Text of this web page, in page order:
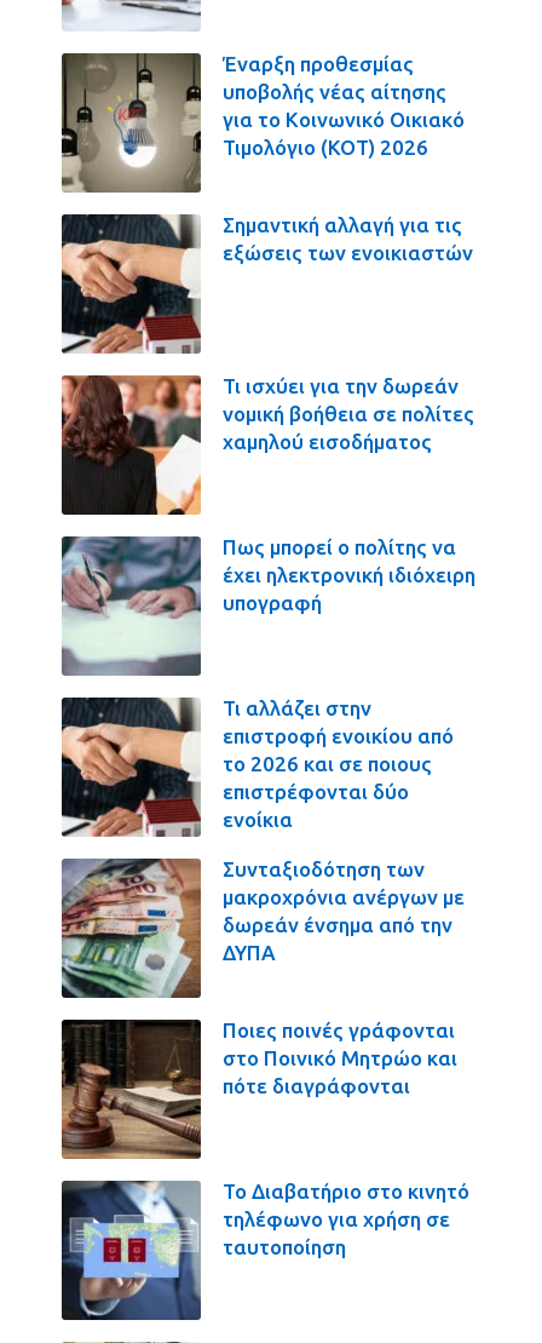
Έναρξη προθεσμίας
υποβολής νέας αίτησης
για το Κοινωνικό Οικιακό
Τιμολόγιο (ΚΟΤ) 2026
Σημαντική αλλαγή για τις
εξώσεις των ενοικιαστών
Τι ισχύει για την δωρεάν
νομική βοήθεια σε πολίτες
χαμηλού εισοδήματος
Πως μπορεί ο πολίτης να
έχει ηλεκτρονική ιδιόχειρη
υπογραφή
Τι αλλάζει στην
επιστροφή ενοικίου από
το 2026 και σε ποιους
επιστρέφονται δύο
ενοίκια
Συνταξιοδότηση των
μακροχρόνια ανέργων με
δωρεάν ένσημα από την
ΔΥΠΑ
Ποιες ποινές γράφονται
στο Ποινικό Μητρώο και
πότε διαγράφονται
Το Διαβατήριο στο κινητό
τηλέφωνο για χρήση σε
ταυτοποίηση